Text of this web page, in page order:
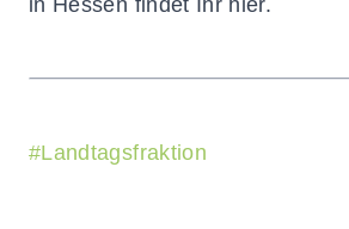
in Hessen findet Ihr hier.
#Landtagsfraktion